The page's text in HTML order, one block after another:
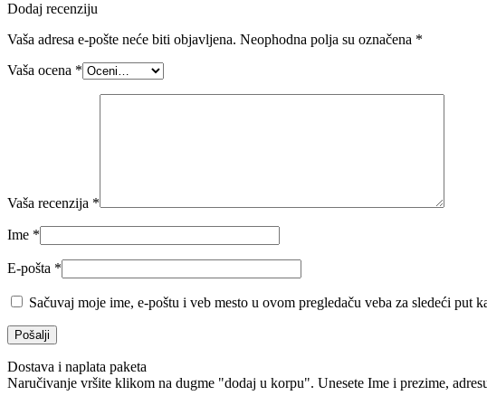
Dodaj recenziju
Vaša adresa e-pošte neće biti objavljena. Neophodna polja su označena *
Vaša ocena *
Vaša recenzija *
Ime *
E-pošta *
Sačuvaj moje ime, e-poštu i veb mesto u ovom pregledaču veba za sledeći put
Dostava i naplata paketa
Naručivanje vršite klikom na dugme "dodaj u korpu". Unesete Ime i prezime,